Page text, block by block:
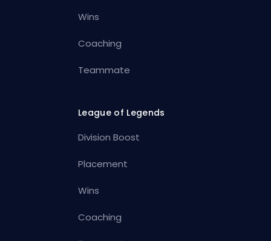
Wins
Coaching
Teammate
League of Legends
Division Boost
Placement
Wins
Coaching